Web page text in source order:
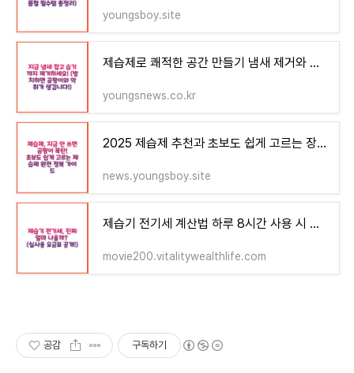
youngsboy.site
제습제로 쾌적한 공간 만들기 냄새 제거와 습기 해결을 한 번에 신발장과 옷장 관리
youngsnews.co.kr
2025 제습제 추천과 초보도 쉽게 고르는 장마철 여름 준비 곰팡이 방지 필수템
news.youngsboy.site
제습기 전기세 계산법 하루 8시간 사용 시 한 달 요금은? 실사용 분석과 절약 팁 총정리
movie200.vitalitywealthlife.com
공감 구독하기